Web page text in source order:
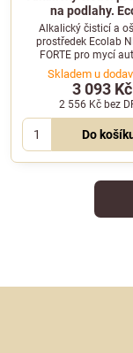
na podlahy.
Alkalický čisticí a
prostředek Ecolab
FORTE pro mycí
zanechává ochranný
zabraňující znečištění.
Skladem u
3 093 Kč
2 556 Kč bez
Do